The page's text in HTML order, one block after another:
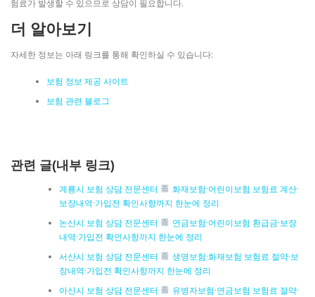
험료가 발생할 수 있으므로 상담이 필요합니다.
더 알아보기
자세한 정보는 아래 링크를 통해 확인하실 수 있습니다:
보험 정보 제공 사이트
보험 관련 블로그
관련 글(내부 링크)
계룡시 보험 상담 전문센터
화재보험·어린이보험 보험료 계산·
보장내역·가입전 확인사항까지 한눈에 정리
논산시 보험 상담 전문센터
연금보험·어린이보험 환급금·보장
내역·가입전 확인사항까지 한눈에 정리
서산시 보험 상담 전문센터
생명보험·화재보험 보험료 절약·보
장내역·가입전 확인사항까지 한눈에 정리
아산시 보험 상담 전문센터
유병자보험·연금보험 보험료 절약·